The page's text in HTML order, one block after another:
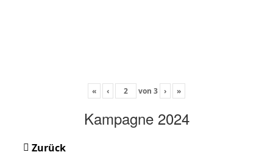
« ‹ von 3 › »
Kampagne 2024
Zurück